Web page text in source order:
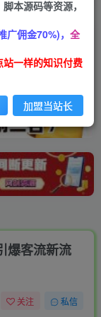
爆客流新流
关注 私信
本源码等资源，
佣金70%)， 全
一样的知识付费
加盟当站长